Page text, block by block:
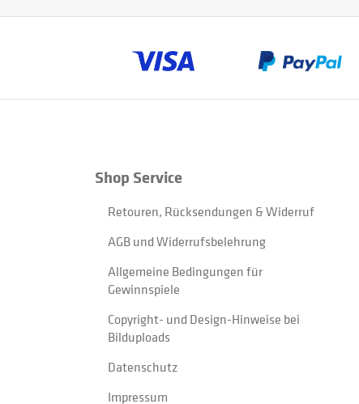
Shop Service
Retouren, Rücksendungen & Widerruf
AGB und Widerrufsbelehrung
Allgemeine Bedingungen für
Gewinnspiele
Copyright- und Design-Hinweise bei
Bilduploads
Datenschutz
Impressum